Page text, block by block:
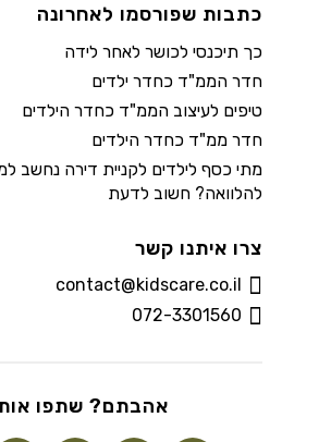
כתבות שפורסמו לאחרונה
כך תיכנסי לכושר לאחר לידה
חדר הממ"ד כחדר ילדים
טיפים לעיצוב הממ"ד כחדר הילדים
חדר ממ"ד כחדר הילדים
מתי כסף לילדים לקניית דירה נחשב
להלוואה? חשוב לדעת
צרו איתנו קשר
contact@kidscare.co.il
072-3301560
אהבתם? שתפו